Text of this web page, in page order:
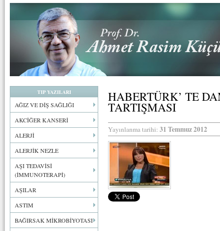
TIP YAZILARI
AĞIZ VE DİŞ SAĞLIĞI
AKCİĞER KANSERİ
ALERJİ
ALERJİK NEZLE
AŞI TEDAVİSİ
(İMMUNOTERAPİ)
AŞILAR
ASTIM
BAĞIRSAK MİKROBİYOTASI
HABERTÜRK’ TE
TARTIŞMASI
Yayınlanma tarihi: 31 Temmuz 2012